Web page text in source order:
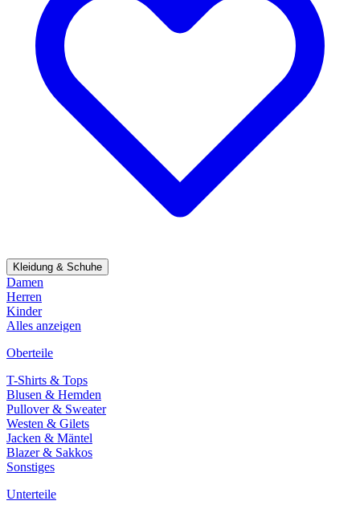
Kleidung & Schuhe
Damen
Herren
Kinder
Alles anzeigen
Oberteile
T-Shirts & Tops
Blusen & Hemden
Pullover & Sweater
Westen & Gilets
Jacken & Mäntel
Blazer & Sakkos
Sonstiges
Unterteile